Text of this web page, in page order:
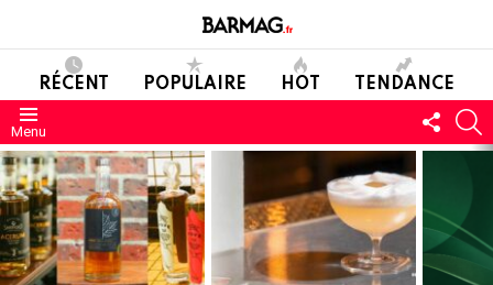
RÉCENT POPULAIRE HOT TENDANCE
Menu
NOUS
DERNIERS
MESSAGES